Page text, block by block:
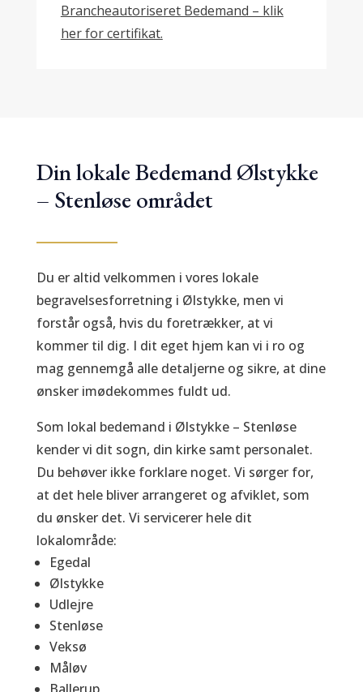
Brancheautoriseret Bedemand – klik
her for certifikat.
Din lokale Bedemand Ølstykke
– Stenløse området
Du er altid velkommen i vores lokale
begravelsesforretning i Ølstykke, men vi
forstår også, hvis du foretrækker, at vi
kommer til dig. I dit eget hjem kan vi i ro og
mag gennemgå alle detaljerne og sikre, at dine
ønsker imødekommes fuldt ud.
Som lokal bedemand i Ølstykke – Stenløse
kender vi dit sogn, din kirke samt personalet.
Du behøver ikke forklare noget. Vi sørger for,
at det hele bliver arrangeret og afviklet, som
du ønsker det. Vi servicerer hele dit
lokalområde:
Egedal
Ølstykke
Udlejre
Stenløse
Veksø
Måløv